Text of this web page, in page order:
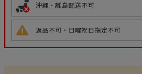
沖縄・離島配送不可
返品不可・日曜祝日指定不可